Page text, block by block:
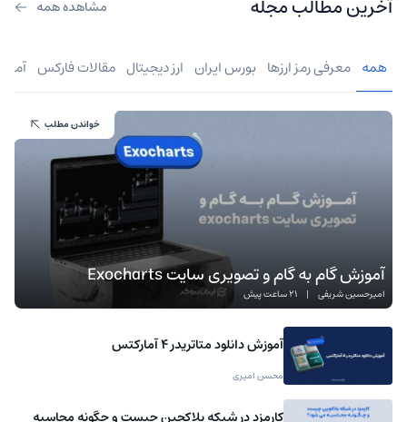
آخرین مطالب مجله مشاهده همه
همه معرفی رمز ارزها بورس ایران ارز دیجیتال مقالات فارکس
آموزش گام به گام و تصویری سایت Exocharts
امیرحسین شریفی | 21 ساعت پیش
خواندن مطلب
آموزش دانلود متاتریدر 4 آمارکتس
محسن امیری